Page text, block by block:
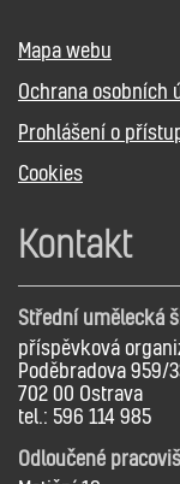
Mapa webu
Ochrana osobních
Prohlášení o
Cookies
Kontakt
Střední umělecká
příspěvková
Poděbradova 959/
702 00 Ostrava
tel.: 596 114 985
Odloučené